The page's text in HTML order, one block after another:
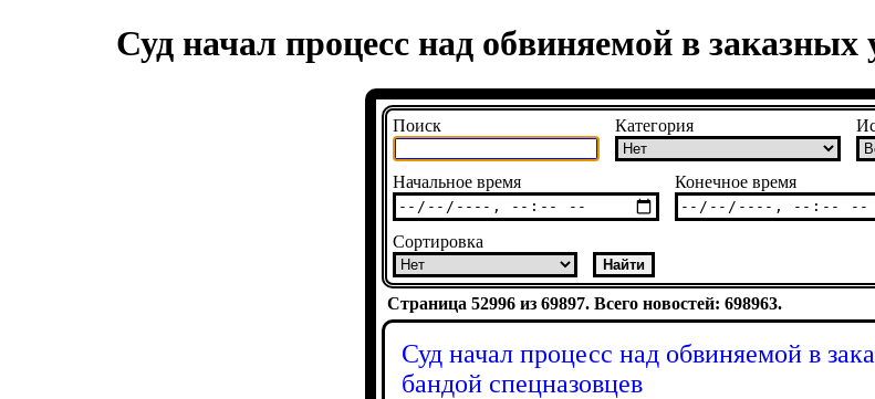
Суд начал процесс над обвиняемой в заказных
Поиск Категория
Начальное время Конечное время
Сортировка
Страница 52996 из 69897. Всего новостей: 698963.
Суд начал процесс над обвиняемой в
бандой спецназовцев